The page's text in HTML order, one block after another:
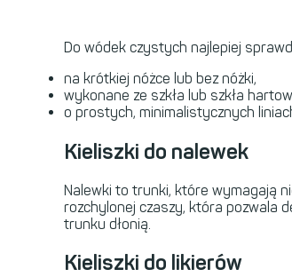
Do wódek czystych najlepiej
na krótkiej nóżce lub bez nóżki,
wykonane ze szkła lub szkła
o prostych, minimalistycznych
Kieliszki do nalewek
Nalewki to trunki, które wymagają
rozchylonej czaszy, która pozwala
trunku dłonią.
Kieliszki do likierów